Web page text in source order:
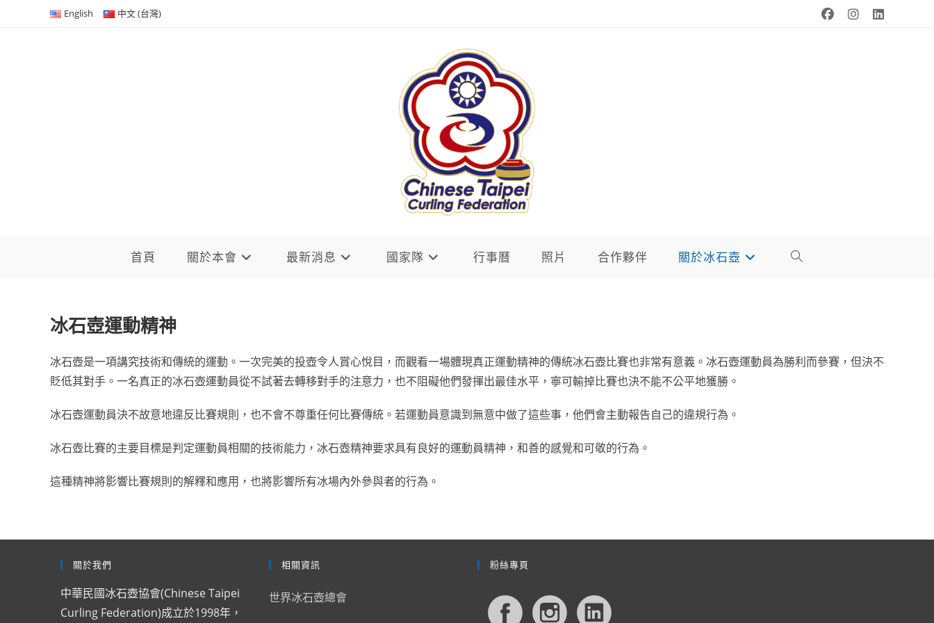
English 中文 (台灣)
首頁 關於本會 最新消息 國家隊 行事曆 照片 合作夥伴 關於冰石壺 TOGGLE
冰石壺運動精神
冰石壺是一項講究技術和傳統的運動。一次完美的投壺令人賞心悅目，而觀看一場體現真正運動精神的傳統冰石壺比賽也非常有意義。冰石壺運動員為勝利而參賽，但決不
貶低其對手。一名真正的冰石壺運動員從不試著去轉移對手的注意力，也不阻礙他們發揮出最佳水平，寧可輸掉比賽也決不能不公平地獲勝。
冰石壺運動員決不故意地違反比賽規則，也不會不尊重任何比賽傳統。若運動員意識到無意中做了這些事，他們會主動報告自己的違規行為。
冰石壺比賽的主要目標是判定運動員相關的技術能力，冰石壺精神要求具有良好的運動員精神，和善的感覺和可敬的行為。
這種精神將影響比賽規則的解釋和應用，也將影響所有冰場內外參與者的行為。
關於我們
中華民國冰石壺協會(Chinese Taipei
Curling Federation)成立於1998年，
相關資訊
世界冰石壺總會
粉絲專頁